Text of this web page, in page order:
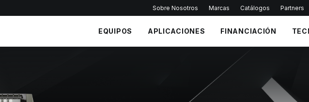
Sobre Nosotros Marcas Catálogos Partners
EQUIPOS APLICACIONES FINANCIACIÓN